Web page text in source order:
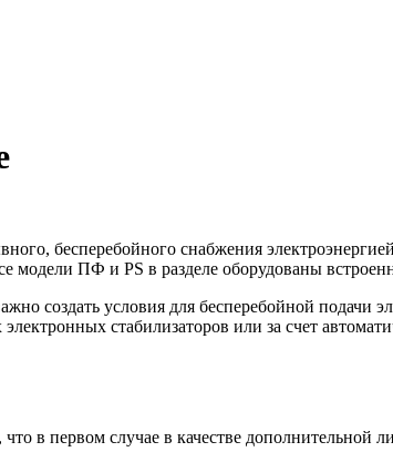
бесперебойного снабжения
модели ПФ и PS в разделе оборудованы
создать условия для бесперебойной подачи
стабилизаторов или за счет
в первом случае в качестве дополнительной